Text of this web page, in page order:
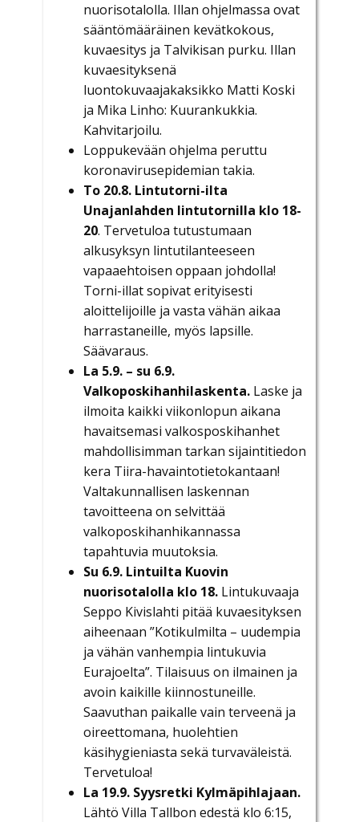
nuorisotalolla. Illan ohjelmassa ovat
sääntömääräinen kevätkokous,
kuvaesitys ja Talvikisan purku. Illan
kuvaesityksenä
luontokuvaajakaksikko Matti Koski
ja Mika Linho: Kuurankukkia.
Kahvitarjoilu.
Loppukevään ohjelma peruttu
koronavirusepidemian takia.
To 20.8. Lintutorni-ilta
Unajanlahden lintutornilla klo 18-
20. Tervetuloa tutustumaan
alkusyksyn lintutilanteeseen
vapaaehtoisen oppaan johdolla!
Torni-illat sopivat erityisesti
aloittelijoille ja vasta vähän aikaa
harrastaneille, myös lapsille.
Säävaraus.
La 5.9. – su 6.9.
Valkoposkihanhilaskenta. Laske ja
ilmoita kaikki viikonlopun aikana
havaitsemasi valkosposkihanhet
mahdollisimman tarkan sijaintitiedon
kera Tiira-havaintotietokantaan!
Valtakunnallisen laskennan
tavoitteena on selvittää
valkoposkihanhikannassa
tapahtuvia muutoksia.
Su 6.9. Lintuilta Kuovin
nuorisotalolla klo 18. Lintukuvaaja
Seppo Kivislahti pitää kuvaesityksen
aiheenaan ”Kotikulmilta – uudempia
ja vähän vanhempia lintukuvia
Eurajoelta”. Tilaisuus on ilmainen ja
avoin kaikille kiinnostuneille.
Saavuthan paikalle vain terveenä ja
oireettomana, huolehtien
käsihygieniasta sekä turvaväleistä.
Tervetuloa!
La 19.9. Syysretki Kylmäpihlajaan.
Lähtö Villa Tallbon edestä klo 6:15,